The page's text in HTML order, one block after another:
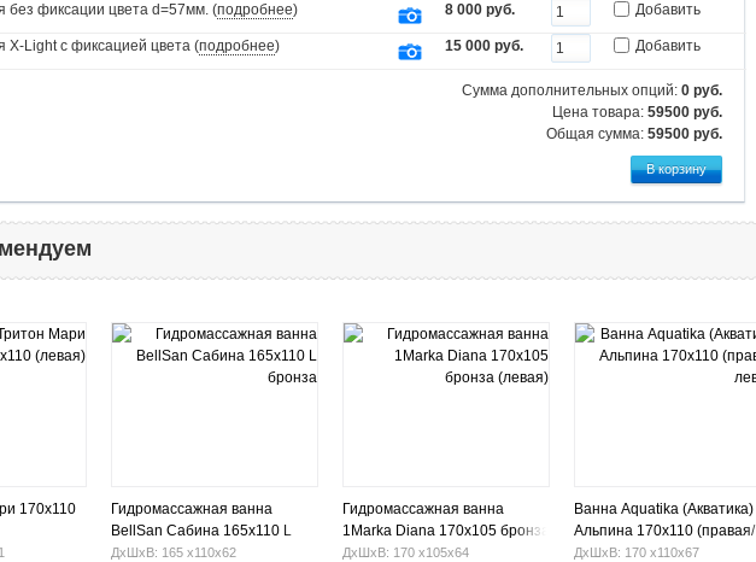
без фиксации цвета d=57мм. (подробнее) 8 000 руб. Добавить
X-Light с фиксацией цвета (подробнее) 15 000 руб. Добавить
Сумма дополнительных опций: 0 руб.
Цена товара: 59500 руб.
Общая сумма: 59500 руб.
170х110
Гидромассажная ванна
BellSan Сабина 165х110 L
бронза
ДхШхВ: 165 х110х62
Гидромассажная ванна
1Marka Diana 170х105 бронза
(левая)
ДхШхВ: 170 х105х64
Ванна Aquatika (Акватика)
Альпина 170х110 (правая/
левая)
ДхШхВ: 170 х110х67